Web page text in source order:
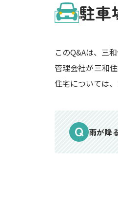
駐車
このQ&Aは、三
管理会社が三和
住宅については
雨が降